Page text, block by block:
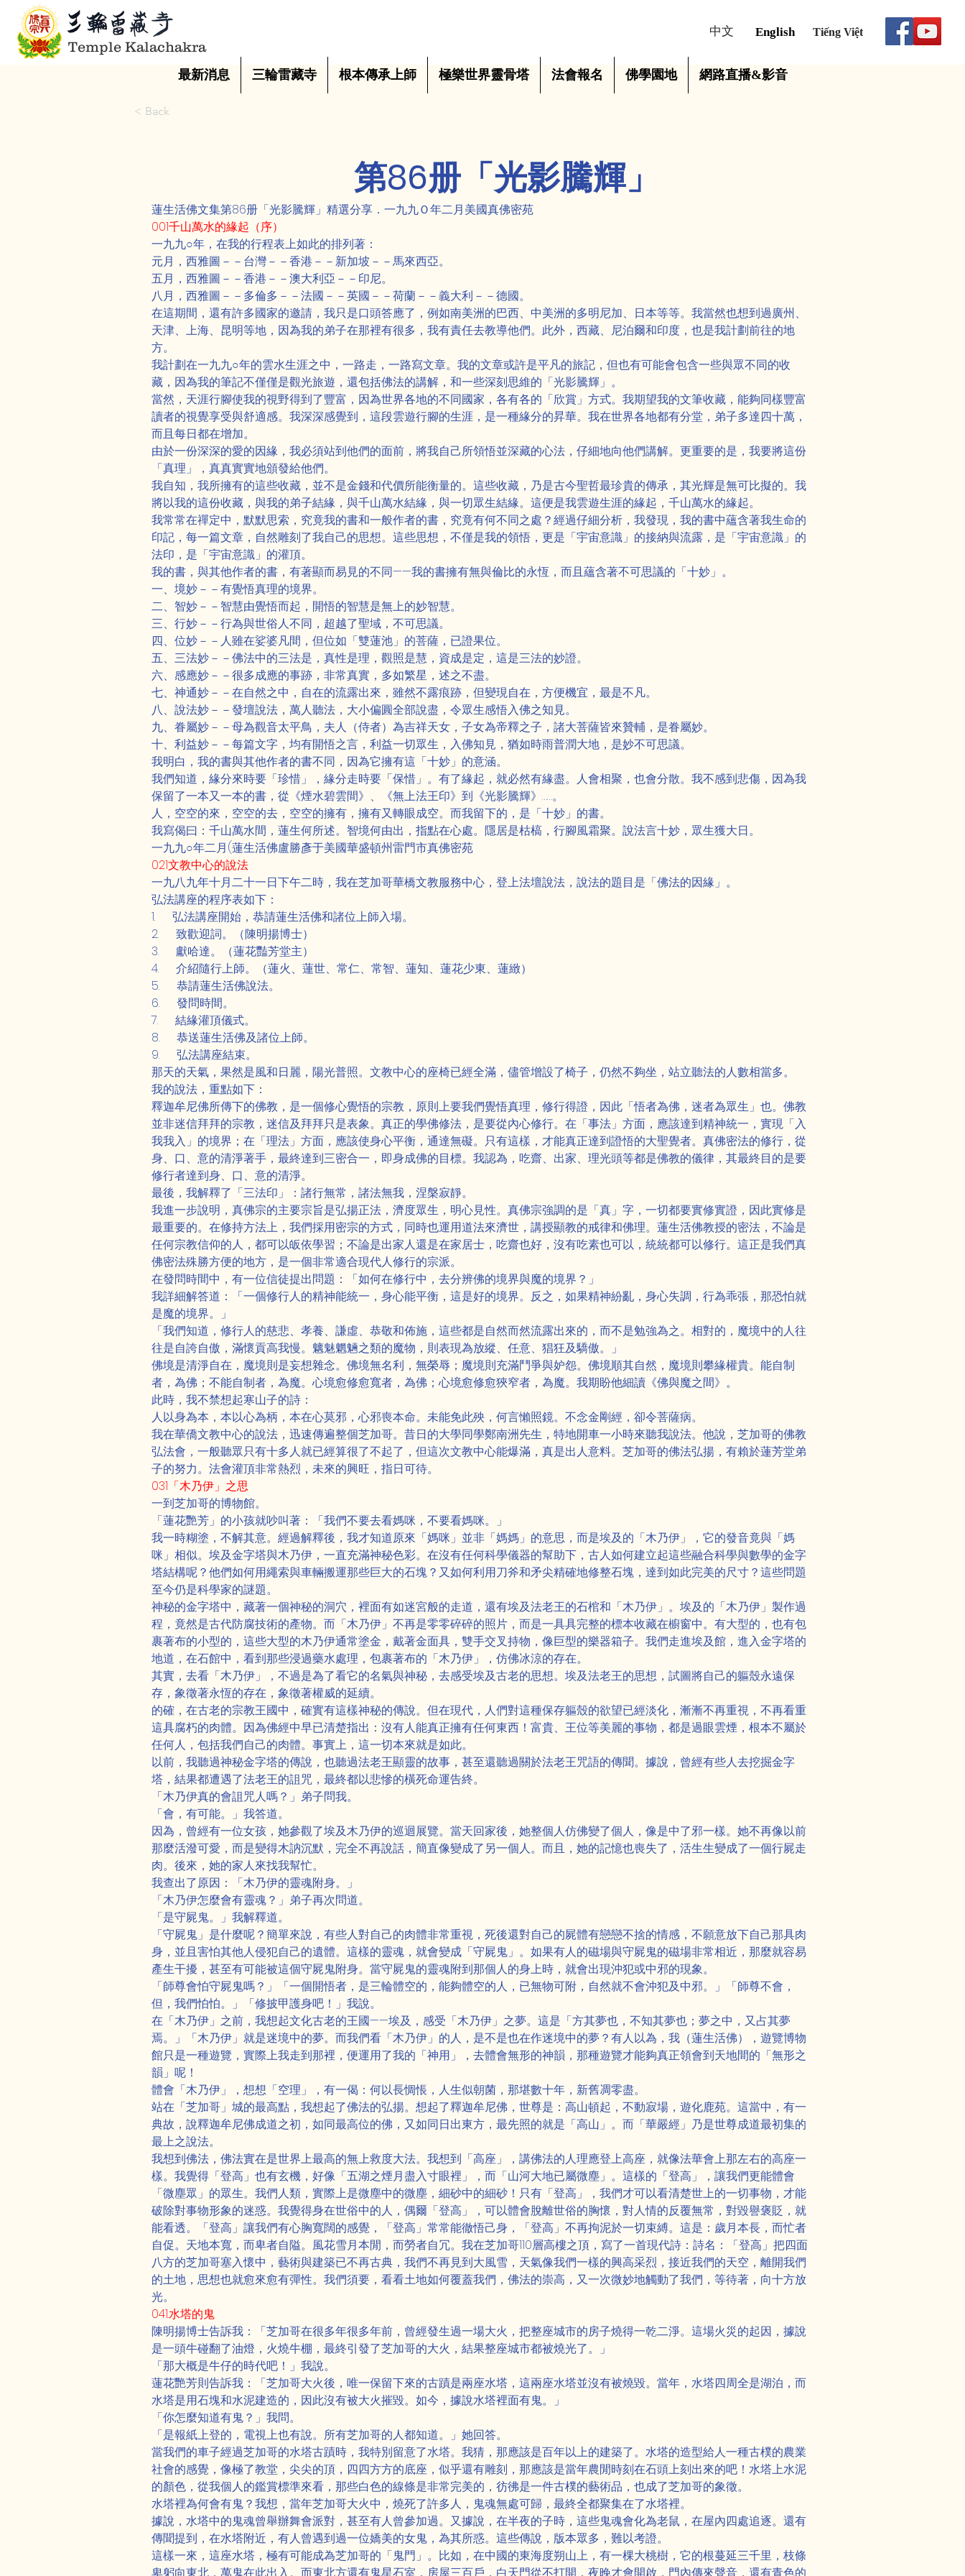
Temple Kalachakra
中文 English Tiếng Việt
最新消息 三輪雷藏寺 根本傳承上師 極樂世界靈骨塔 法會報名 佛學園地 網路直播&影音
< Back
第86册「光影騰輝」
Previous Next
蓮生活佛文集第86册「光影騰輝」精選分享．一九九Ｏ年二月美國真佛密苑
001千山萬水的緣起（序）
一九九○年，在我的行程表上如此的排列著：
元月，西雅圖－－台灣－－香港－－新加坡－－馬來西亞。
五月，西雅圖－－香港－－澳大利亞－－印尼。
八月，西雅圖－－多倫多－－法國－－英國－－荷蘭－－義大利－－德國。
在這期間，還有許多國家的邀請，我只是口頭答應了，例如南美洲的巴西、中美洲的多明尼加、日本等等。我當然也想到過廣州、
天津、上海、昆明等地，因為我的弟子在那裡有很多，我有責任去教導他們。此外，西藏、尼泊爾和印度，也是我計劃前往的地
方。
我計劃在一九九○年的雲水生涯之中，一路走，一路寫文章。我的文章或許是平凡的旅記，但也有可能會包含一些與眾不同的收
藏，因為我的筆記不僅僅是觀光旅遊，還包括佛法的講解，和一些深刻思維的「光影騰輝」。
當然，天涯行腳使我的視野得到了豐富，因為世界各地的不同國家，各有各的「欣賞」方式。我期望我的文筆收藏，能夠同樣豐富
讀者的視覺享受與舒適感。我深深感覺到，這段雲遊行腳的生涯，是一種緣分的昇華。我在世界各地都有分堂，弟子多達四十萬，
而且每日都在增加。
由於一份深深的愛的因緣，我必須站到他們的面前，將我自己所領悟並深藏的心法，仔細地向他們講解。更重要的是，我要將這份
「真理」，真真實實地頒發給他們。
我自知，我所擁有的這些收藏，並不是金錢和代價所能衡量的。這些收藏，乃是古今聖哲最珍貴的傳承，其光輝是無可比擬的。我
將以我的這份收藏，與我的弟子結緣，與千山萬水結緣，與一切眾生結緣。這便是我雲遊生涯的緣起，千山萬水的緣起。
我常常在禪定中，默默思索，究竟我的書和一般作者的書，究竟有何不同之處？經過仔細分析，我發現，我的書中蘊含著我生命的
印記，每一篇文章，自然雕刻了我自己的思想。這些思想，不僅是我的領悟，更是「宇宙意識」的接納與流露，是「宇宙意識」的
法印，是「宇宙意識」的灌頂。
我的書，與其他作者的書，有著顯而易見的不同——我的書擁有無與倫比的永恆，而且蘊含著不可思議的「十妙」。
一、境妙－－有覺悟真理的境界。
二、智妙－－智慧由覺悟而起，開悟的智慧是無上的妙智慧。
三、行妙－－行為與世俗人不同，超越了聖域，不可思議。
四、位妙－－人雖在娑婆凡間，但位如「雙蓮池」的菩薩，已證果位。
五、三法妙－－佛法中的三法是，真性是理，觀照是慧，資成是定，這是三法的妙證。
六、感應妙－－很多成應的事跡，非常真實，多如繁星，述之不盡。
七、神通妙－－在自然之中，自在的流露出來，雖然不露痕跡，但變現自在，方便機宜，最是不凡。
八、說法妙－－發壇說法，萬人聽法，大小偏圓全部說盡，令眾生感悟入佛之知見。
九、眷屬妙－－母為觀音太平鳥，夫人（侍者）為吉祥天女，子女為帝釋之子，諸大菩薩皆來贊輔，是眷屬妙。
十、利益妙－－每篇文字，均有開悟之言，利益一切眾生，入佛知見，猶如時雨普潤大地，是妙不可思議。
我明白，我的書與其他作者的書不同，因為它擁有這「十妙」的意涵。
我們知道，緣分來時要「珍惜」，緣分走時要「保惜」。有了緣起，就必然有緣盡。人會相聚，也會分散。我不感到悲傷，因為我
保留了一本又一本的書，從《煙水碧雲間》、《無上法王印》到《光影騰輝》……。
人，空空的來，空空的去，空空的擁有，擁有又轉眼成空。而我留下的，是「十妙」的書。
我寫偈曰：千山萬水間，蓮生何所述。智境何由出，指點在心處。隱居是枯槁，行腳風霜聚。說法言十妙，眾生獲大日。
一九九○年二月(蓮生活佛盧勝彥于美國華盛頓州雷門市真佛密苑
021文教中心的說法
一九八九年十月二十一日下午二時，我在芝加哥華橋文教服務中心，登上法壇說法，說法的題目是「佛法的因緣」。
弘法講座的程序表如下：
1.      弘法講座開始，恭請蓮生活佛和諸位上師入場。
2.      致歡迎詞。（陳明揚博士）
3.      獻哈達。（蓮花豔芳堂主）
4.      介紹隨行上師。（蓮火、蓮世、常仁、常智、蓮知、蓮花少東、蓮緻）
5.      恭請蓮生活佛說法。
6.      發問時間。
7.      結緣灌頂儀式。
8.      恭送蓮生活佛及諸位上師。
9.      弘法講座結束。
那天的天氣，果然是風和日麗，陽光普照。文教中心的座椅已經全滿，儘管增設了椅子，仍然不夠坐，站立聽法的人數相當多。
我的說法，重點如下：
釋迦牟尼佛所傳下的佛教，是一個修心覺悟的宗教，原則上要我們覺悟真理，修行得證，因此「悟者為佛，迷者為眾生」也。佛教
並非迷信拜拜的宗教，迷信及拜拜只是表象。真正的學佛修法，是要從內心修行。在「事法」方面，應該達到精神統一，實現「入
我我入」的境界；在「理法」方面，應該使身心平衡，通達無礙。只有這樣，才能真正達到證悟的大聖覺者。真佛密法的修行，從
身、口、意的清淨著手，最終達到三密合一，即身成佛的目標。我認為，吃齋、出家、理光頭等都是佛教的儀律，其最終目的是要
修行者達到身、口、意的清淨。
最後，我解釋了「三法印」：諸行無常，諸法無我，涅槃寂靜。
我進一步說明，真佛宗的主要宗旨是弘揚正法，濟度眾生，明心見性。真佛宗強調的是「真」字，一切都要實修實證，因此實修是
最重要的。在修持方法上，我們採用密宗的方式，同時也運用道法來濟世，講授顯教的戒律和佛理。蓮生活佛教授的密法，不論是
任何宗教信仰的人，都可以皈依學習；不論是出家人還是在家居士，吃齋也好，沒有吃素也可以，統統都可以修行。這正是我們真
佛密法殊勝方便的地方，是一個非常適合現代人修行的宗派。
在發問時間中，有一位信徒提出問題：「如何在修行中，去分辨佛的境界與魔的境界？」
我詳細解答道：「一個修行人的精神能統一，身心能平衡，這是好的境界。反之，如果精神紛亂，身心失調，行為乖張，那恐怕就
是魔的境界。」
「我們知道，修行人的慈悲、孝養、謙虛、恭敬和佈施，這些都是自然而然流露出來的，而不是勉強為之。相對的，魔境中的人往
往是自誇自傲，滿懷貢高我慢。魑魅魍魎之類的魔物，則表現為放縱、任意、猖狂及驕傲。」
佛境是清淨自在，魔境則是妄想雜念。佛境無名利，無榮辱；魔境則充滿鬥爭與妒怨。佛境順其自然，魔境則攀緣權貴。能自制
者，為佛；不能自制者，為魔。心境愈修愈寬者，為佛；心境愈修愈狹窄者，為魔。我期盼他細讀《佛與魔之間》。
此時，我不禁想起寒山子的詩：
人以身為本，本以心為柄，本在心莫邪，心邪喪本命。未能免此殃，何言懶照鏡。不念金剛經，卻令菩薩病。
我在華僑文教中心的說法，迅速傳遍整個芝加哥。昔日的大學同學鄭南洲先生，特地開車一小時來聽我說法。他說，芝加哥的佛教
弘法會，一般聽眾只有十多人就已經算很了不起了，但這次文教中心能爆滿，真是出人意料。芝加哥的佛法弘揚，有賴於蓮芳堂弟
子的努力。法會灌頂非常熱烈，未來的興旺，指日可待。
031「木乃伊」之思
一到芝加哥的博物館。
「蓮花艷芳」的小孩就吵叫著：「我們不要去看媽咪，不要看媽咪。」
我一時糊塗，不解其意。經過解釋後，我才知道原來「媽咪」並非「媽媽」的意思，而是埃及的「木乃伊」，它的發音竟與「媽
咪」相似。埃及金字塔與木乃伊，一直充滿神秘色彩。在沒有任何科學儀器的幫助下，古人如何建立起這些融合科學與數學的金字
塔結構呢？他們如何用繩索與車輛搬運那些巨大的石塊？又如何利用刀斧和矛尖精確地修整石塊，達到如此完美的尺寸？這些問題
至今仍是科學家的謎題。
神秘的金字塔中，藏著一個神秘的洞穴，裡面有如迷宮般的走道，還有埃及法老王的石棺和「木乃伊」。埃及的「木乃伊」製作過
程，竟然是古代防腐技術的產物。而「木乃伊」不再是零零碎碎的照片，而是一具具完整的標本收藏在櫥窗中。有大型的，也有包
裹著布的小型的，這些大型的木乃伊通常塗金，戴著金面具，雙手交叉持物，像巨型的樂器箱子。我們走進埃及館，進入金字塔的
地道，在石館中，看到那些浸過藥水處理，包裹著布的「木乃伊」，仿佛冰涼的存在。
其實，去看「木乃伊」，不過是為了看它的名氣與神秘，去感受埃及古老的思想。埃及法老王的思想，試圖將自己的軀殼永遠保
存，象徵著永恆的存在，象徵著權威的延續。
的確，在古老的宗教王國中，確實有這樣神秘的傳說。但在現代，人們對這種保存軀殼的欲望已經淡化，漸漸不再重視，不再看重
這具腐朽的肉體。因為佛經中早已清楚指出：沒有人能真正擁有任何東西！富貴、王位等美麗的事物，都是過眼雲煙，根本不屬於
任何人，包括我們自己的肉體。事實上，這一切本來就是如此。
以前，我聽過神秘金字塔的傳說，也聽過法老王顯靈的故事，甚至還聽過關於法老王咒語的傳聞。據說，曾經有些人去挖掘金字
塔，結果都遭遇了法老王的詛咒，最終都以悲慘的橫死命運告終。
「木乃伊真的會詛咒人嗎？」弟子問我。
「會，有可能。」我答道。
因為，曾經有一位女孩，她參觀了埃及木乃伊的巡迴展覽。當天回家後，她整個人仿佛變了個人，像是中了邪一樣。她不再像以前
那麼活潑可愛，而是變得木訥沉默，完全不再說話，簡直像變成了另一個人。而且，她的記憶也喪失了，活生生變成了一個行屍走
肉。後來，她的家人來找我幫忙。
我查出了原因：「木乃伊的靈魂附身。」
「木乃伊怎麼會有靈魂？」弟子再次問道。
「是守屍鬼。」我解釋道。
「守屍鬼」是什麼呢？簡單來說，有些人對自己的肉體非常重視，死後還對自己的屍體有戀戀不捨的情感，不願意放下自己那具肉
身，並且害怕其他人侵犯自己的遺體。這樣的靈魂，就會變成「守屍鬼」。如果有人的磁場與守屍鬼的磁場非常相近，那麼就容易
產生干擾，甚至有可能被這個守屍鬼附身。當守屍鬼的靈魂附到那個人的身上時，就會出現沖犯或中邪的現象。
「師尊會怕守屍鬼嗎？」「一個開悟者，是三輪體空的，能夠體空的人，已無物可附，自然就不會沖犯及中邪。」「師尊不會，
但，我們怕怕。」「修披甲護身吧！」我說。
在「木乃伊」之前，我想起文化古老的王國——埃及，感受「木乃伊」之夢。這是「方其夢也，不知其夢也；夢之中，又占其夢
焉。」「木乃伊」就是迷境中的夢。而我們看「木乃伊」的人，是不是也在作迷境中的夢？有人以為，我（蓮生活佛），遊覽博物
館只是一種遊覽，實際上我走到那裡，便運用了我的「神用」，去體會無形的神韻，那種遊覽才能夠真正領會到天地間的「無形之
韻」呢！
體會「木乃伊」，想想「空理」，有一偈：何以長惆悵，人生似朝菌，那堪數十年，新舊凋零盡。
站在「芝加哥」城的最高點，我想起了佛法的弘揚。想起了釋迦牟尼佛，世尊是：高山頓起，不動寂場，遊化鹿苑。這當中，有一
典故，說釋迦牟尼佛成道之初，如同最高位的佛，又如同日出東方，最先照的就是「高山」。而「華嚴經」乃是世尊成道最初集的
最上之說法。
我想到佛法，佛法實在是世界上最高的無上救度大法。我想到「高座」，講佛法的人理應登上高座，就像法華會上那左右的高座一
樣。我覺得「登高」也有玄機，好像「五湖之煙月盡入寸眼裡」，而「山河大地已屬微塵」。這樣的「登高」，讓我們更能體會
「微塵眾」的眾生。我們人類，實際上是微塵中的微塵，細砂中的細砂！只有「登高」，我們才可以看清楚世上的一切事物，才能
破除對事物形象的迷惑。我覺得身在世俗中的人，偶爾「登高」，可以體會脫離世俗的胸懷，對人情的反覆無常，對毀譽褒貶，就
能看透。「登高」讓我們有心胸寬闊的感覺，「登高」常常能徹悟己身，「登高」不再拘泥於一切束縛。這是：歲月本長，而忙者
自促。天地本寬，而卑者自隘。風花雪月本閒，而勞者自冗。我在芝加哥110層高樓之頂，寫了一首現代詩：詩名：「登高」把四面
八方的芝加哥塞入懷中，藝術與建築已不再古典，我們不再見到大風雪，天氣像我們一樣的興高采烈，接近我們的天空，離開我們
的土地，思想也就愈來愈有彈性。我們須要，看看土地如何覆蓋我們，佛法的崇高，又一次微妙地觸動了我們，等待著，向十方放
光。
041.水塔的鬼
陳明揚博士告訴我：「芝加哥在很多年很多年前，曾經發生過一場大火，把整座城市的房子燒得一乾二淨。這場火災的起因，據說
是一頭牛碰翻了油燈，火燒牛棚，最終引發了芝加哥的大火，結果整座城市都被燒光了。」
「那大概是牛仔的時代吧！」我說。
蓮花艷芳則告訴我：「芝加哥大火後，唯一保留下來的古蹟是兩座水塔，這兩座水塔並沒有被燒毀。當年，水塔四周全是湖泊，而
水塔是用石塊和水泥建造的，因此沒有被大火摧毀。如今，據說水塔裡面有鬼。」
「你怎麼知道有鬼？」我問。
「是報紙上登的，電視上也有說。所有芝加哥的人都知道。」她回答。
當我們的車子經過芝加哥的水塔古蹟時，我特別留意了水塔。我猜，那應該是百年以上的建築了。水塔的造型給人一種古樸的農業
社會的感覺，像極了教堂，尖尖的頂，四四方方的底座，似乎還有雕刻，那應該是當年農閒時刻在石頭上刻出來的吧！水塔上水泥
的顏色，從我個人的鑑賞標準來看，那些白色的線條是非常完美的，彷彿是一件古樸的藝術品，也成了芝加哥的象徵。
水塔裡為何會有鬼？我想，當年芝加哥大火中，燒死了許多人，鬼魂無處可歸，最終全都聚集在了水塔裡。
據說，水塔中的鬼魂曾舉辦舞會派對，甚至有人曾參加過。又據說，在半夜的子時，這些鬼魂會化為老鼠，在屋內四處追逐。還有
傳聞提到，在水塔附近，有人曾遇到過一位嬌美的女鬼，為其所惑。這些傳說，版本眾多，難以考證。
這樣一來，這座水塔，極有可能成為芝加哥的「鬼門」。比如，在中國的東海度朔山上，有一棵大桃樹，它的根蔓延三千里，枝條